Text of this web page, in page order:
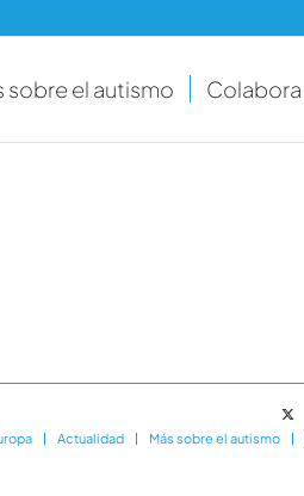
sobre el autismo Colabora
Actualidad Más sobre el autismo